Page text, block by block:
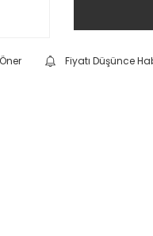
Fiyatı Düşünce